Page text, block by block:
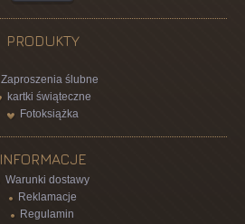
PRODUKTY
Zaproszenia ślubne
kartki świąteczne
Fotoksiążka
INFORMACJE
Warunki dostawy
Reklamacje
Regulamin